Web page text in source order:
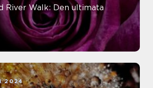
River Walk: Den ultimata
2024